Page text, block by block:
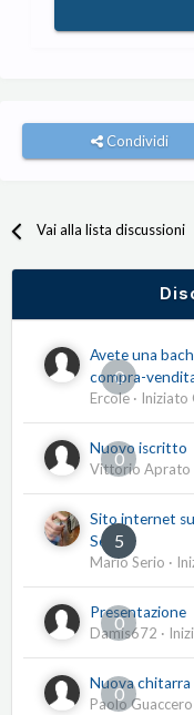
Condividi
Vai alla lista discussioni
0
Avete una
compra-
Ercole · Iniziato
0
Nuovo iscritto
Vittorio Aprato
5
Sito internet
Serio
Mario Serio ·
0
Presentazione
Damis672 ·
0
Nuova chitarra
Paolo Guaccero